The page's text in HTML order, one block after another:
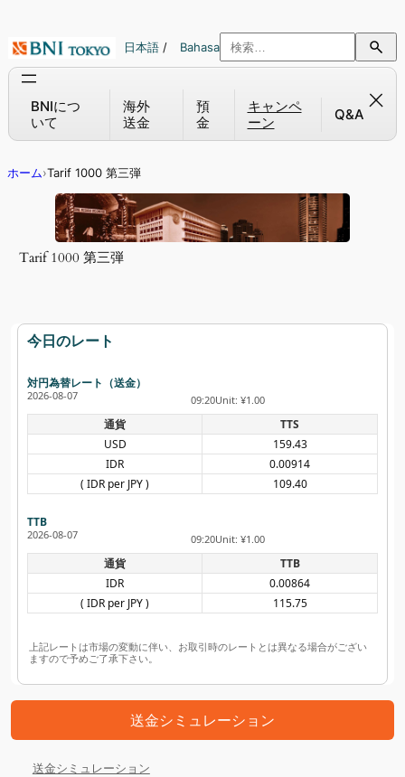
を
日本語 / Bahasa
BNIにつ
いて
海外
送金
預
金
キャンペ
ーン
Q&A
ホーム›Tarif 1000 第三弾
今日のレート
対円為替レート（送金）
2026-08-07 09:20Unit: ¥1.00
通貨
TTS
USD
159.43
IDR
0.00914
( IDR per JPY )
109.40
TTB
2026-08-07 09:20Unit: ¥1.00
通貨
TTB
IDR
0.00864
( IDR per JPY )
115.75
上記レートは市場の変動に伴い、お取引時のレートとは異なる場合がござい
ますので予めご了承下さい。
送金シミュレーション
Tarif 1000 第三弾
送金シミュレーション